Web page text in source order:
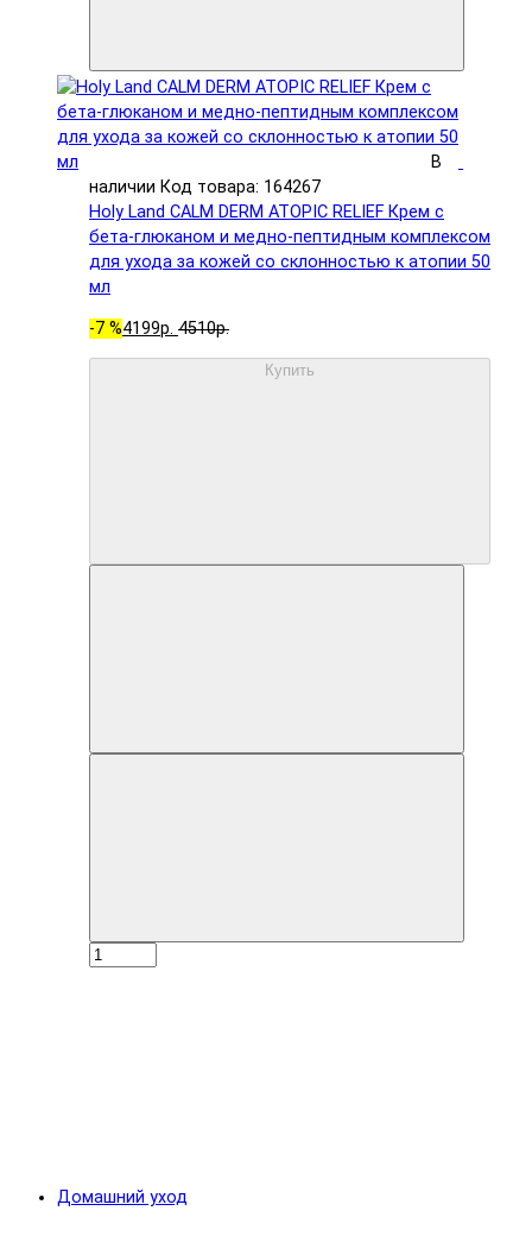
В
наличии Код товара: 164267
Holy Land CALM DERM ATOPIC RELIEF Крем с
бета-глюканом и медно-пептидным комплексом
для ухода за кожей со склонностью к атопии 50
мл
-7 %4199р. 4510р.
Купить
Домашний уход